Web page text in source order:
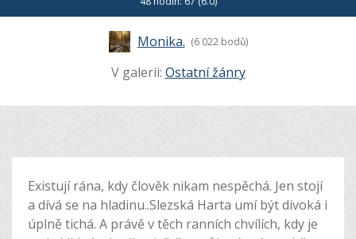
Monika. (6 022 bodů)
V galerii: Ostatní žánry
Existují rána, kdy člověk nikam nespěchá. Jen stojí
a dívá se na hladinu..Slezská Harta umí být divoká i
úplně tichá. A právě v těch ranních chvílích, kdy je